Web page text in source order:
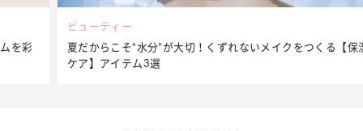
ビューティー
夏だからこそ“水分”が大切！くずれないメイクをつくる【保湿
ケア】アイテム3選